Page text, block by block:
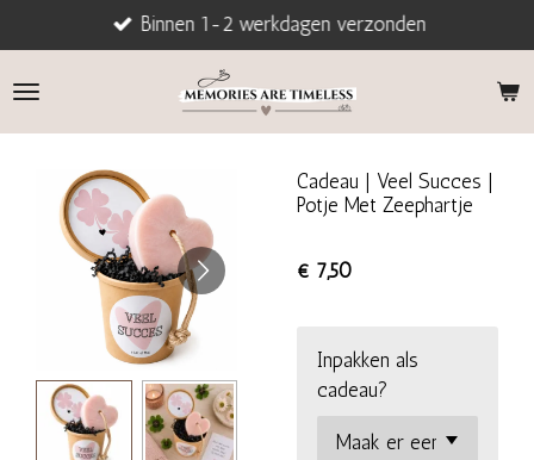
direct
naar
Binnen 1-2 werkdagen verzonden
Cadeau | Veel Succes |
Potje Met Zeephartje
€ 7,50
Inpakken als
cadeau?